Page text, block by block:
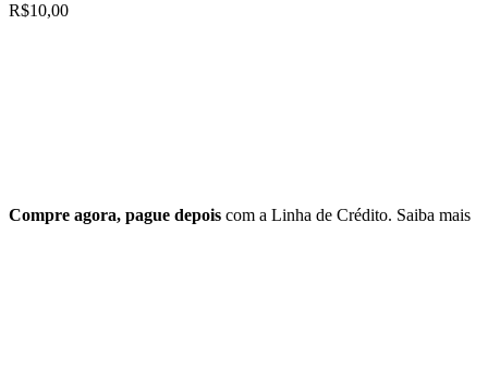
R$10,00
Compre agora, pague depois com a Linha de Crédito. Saiba mais